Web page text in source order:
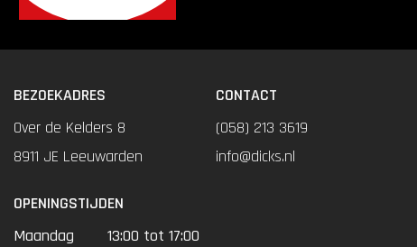
BEZOEKADRES
Over de Kelders 8
8911 JE Leeuwarden
OPENINGSTIJDEN
Maandag
13:00 tot 17:00
CONTACT
(058) 213 3619
info@dicks.nl